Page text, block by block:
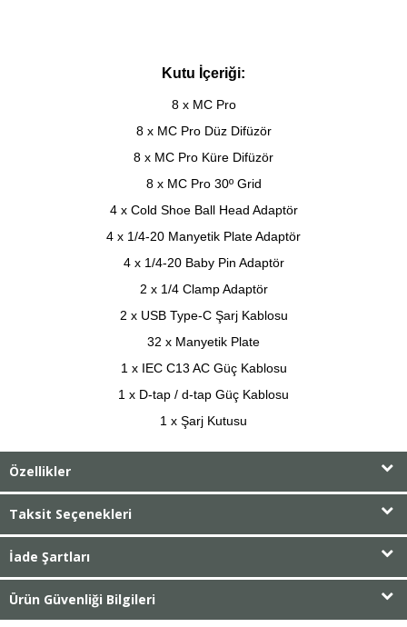
Kutu İçeriği:
8 x MC Pro
8 x MC Pro Düz Difüzör
8 x MC Pro Küre Difüzör
8 x MC Pro 30º Grid
4 x Cold Shoe Ball Head Adaptör
4 x 1/4-20 Manyetik Plate Adaptör
4 x 1/4-20 Baby Pin Adaptör
2 x 1/4 Clamp Adaptör
2 x USB Type-C Şarj Kablosu
32 x Manyetik Plate
1 x IEC C13 AC Güç Kablosu
1 x D-tap / d-tap Güç Kablosu
1 x Şarj Kutusu
Özellikler
Taksit Seçenekleri
İade Şartları
Ürün Güvenliği Bilgileri